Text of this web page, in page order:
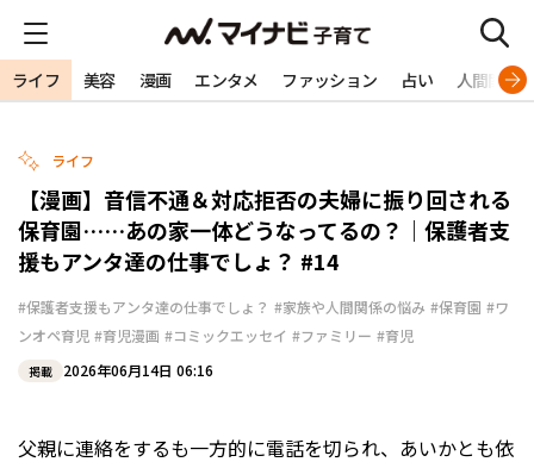
ライフ 美容 漫画 エンタメ ファッション 占い 人間関係
ライフ
【漫画】音信不通＆対応拒否の夫婦に振り回される
保育園……あの家一体どうなってるの？｜保護者支
援もアンタ達の仕事でしょ？ #14
#保護者支援もアンタ達の仕事でしょ？ #家族や人間関係の悩み #保育園 #ワ
ンオペ育児 #育児漫画 #コミックエッセイ #ファミリー #育児
掲載 2026年06月14日 06:16
父親に連絡をするも一方的に電話を切られ、あいかとも依